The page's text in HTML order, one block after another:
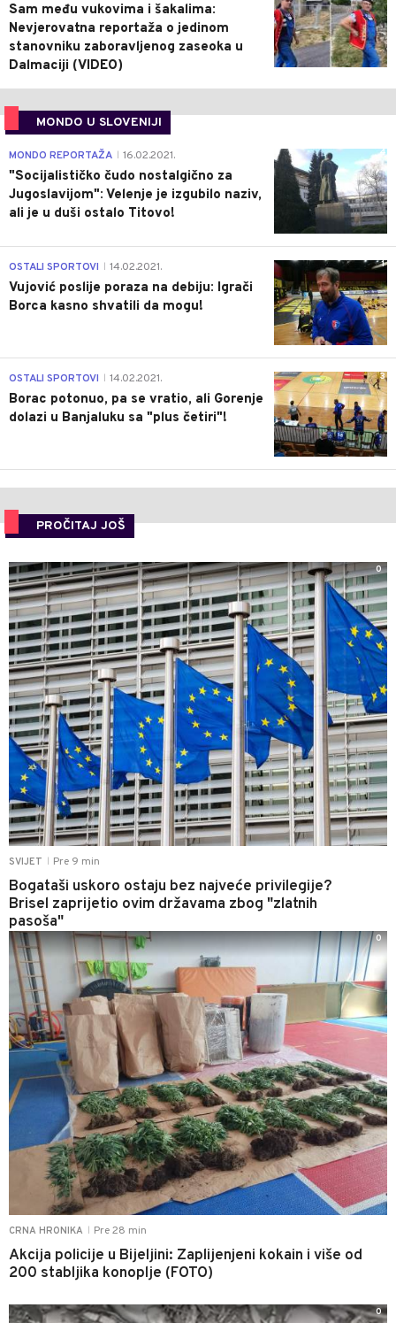
Sam među vukovima i šakalima:
Nevjerovatna reportaža o jedinom
stanovniku zaboravljenog zaseoka u
Dalmaciji (VIDEO)
MONDO U SLOVENIJI
4
MONDO REPORTAŽA 16.02.2021.
"Socijalističko čudo nostalgično za
Jugoslavijom": Velenje je izgubilo naziv,
ali je u duši ostalo Titovo!
1
OSTALI SPORTOVI 14.02.2021.
Vujović poslije poraza na debiju: Igrači
Borca kasno shvatili da mogu!
3
OSTALI SPORTOVI 14.02.2021.
Borac potonuo, pa se vratio, ali Gorenje
dolazi u Banjaluku sa "plus četiri"!
PROČITAJ JOŠ
SVIJET Pre 9 min
Bogataši uskoro ostaju bez najveće privilegije?
Brisel zaprijetio ovim državama zbog "zlatnih
pasoša"
0
CRNA HRONIKA Pre 28 min
Akcija policije u Bijeljini: Zaplijenjeni kokain i više od
200 stabljika konoplje (FOTO)
0
0